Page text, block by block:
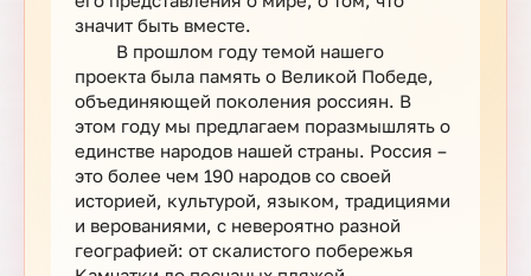
значит быть вместе.
В прошлом году темой нашего
проекта была память о Великой Победе,
объединяющей поколения россиян. В
этом году мы предлагаем поразмышлять о
единстве народов нашей страны. Россия –
это более чем 190 народов со своей
историей, культурой, языком, традициями
и верованиями, с невероятно разной
географией: от скалистого побережья